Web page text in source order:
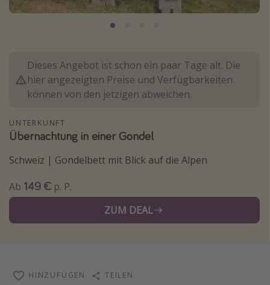
Normandie Urlaub
Kefalonia Urlaub
Krabi Urlaub
Sri Lanka Rundreise
Reisethemen
Dieses Angebot ist schon ein paar Tage alt. Die
hier angezeigten Preise und Verfügbarkeiten
können von den jetzigen abweichen.
UNTERKUNFT
Übernachtung in einer Gondel
Schweiz | Gondelbett mit Blick auf die Alpen
Ab 149 € p. P.
ZUM DEAL
HINZUFÜGEN TEILEN